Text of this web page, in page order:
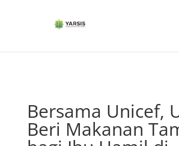
Bersama Unicef,
Beri Makanan